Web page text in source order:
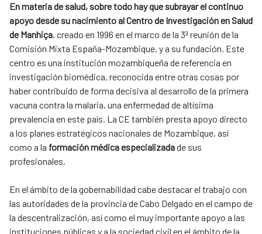
En materia de salud, sobre todo hay que subrayar el continuo
apoyo desde su nacimiento al Centro de Investigación en Salud
de Manhiça, creado en 1996 en el marco de la 3ª reunión de la
Comisión Mixta España-Mozambique, y a su fundación. Este
centro es una institución mozambiqueña de referencia en
investigación biomédica, reconocida entre otras cosas por
haber contribuido de forma decisiva al desarrollo de la primera
vacuna contra la malaria, una enfermedad de altísima
prevalencia en este país. La CE también presta apoyo directo
a los planes estratégicos nacionales de Mozambique, así
como a la formación médica especializadade sus
profesionales.
En el ámbito de la gobernabilidad cabe destacar el trabajo con
las autoridades de la provincia de Cabo Delgado en el campo de
la descentralización, así como el muy importante apoyo a las
instituciones públicas y a la sociedad civil en el ámbito de la